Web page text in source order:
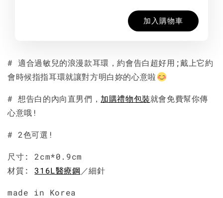
加入購物車
# 適合過敏兒的浪漫款耳環，約會告白超好用;戴上它約
會時候指指耳環就讓對方明白妳的心意啦
# 想告白的內向直男們， 加購禮物包裝就會免費幫你傳
心意哦!
# 2色可選!
尺寸: 2cm*0.9cm
材質:316L醫療鋼 ／細針
made in Korea